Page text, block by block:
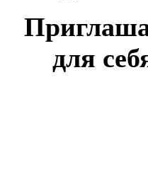
для